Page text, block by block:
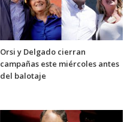
Orsi y Delgado cierran
campañas este miércoles antes
del balotaje